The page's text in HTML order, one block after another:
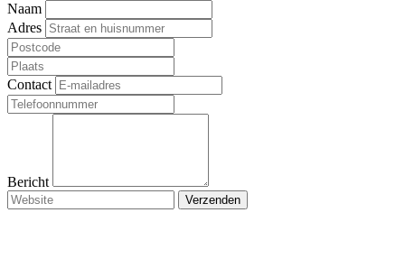
Naam
Adres
Contact
Bericht
Verzenden